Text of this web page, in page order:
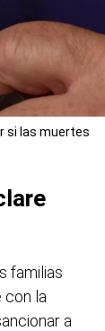
si las muertes
familias
con la
a